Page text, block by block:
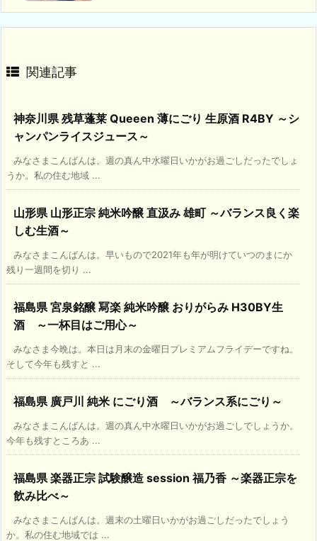
関連記事
神奈川県 残草蓬莱 Queeen 薄にごり 生原酒 R4BY ～シ
ャンパンライスジュース～
みなさまこんばんは。週の真ん中水曜日いかがお過ごしだったでしょ
うか。私の住む地域 ...
山形県 山形正宗 純米吟醸 直汲み 雄町 ～バランス良く楽
しむ生酒～
みなさまこんばんは。早いもので2021年も年が明けていつのまにか
残り一週間を切り ...
福島県 宮泉銘醸 冩楽 純米吟醸 おりがらみ H30BY生
酒 ～一杯目はご用心～
みなさま今晩は。本日は月末の金曜日プレミアムフライデーですね。
そして今年も残すと ...
福島県 廣戸川 純米 にごり酒 ～バランス系にごり～
みなさまこんばんは。週の真ん中水曜日いかがお過ごしでしょうか。
今年も残すところあ ...
福島県 楽器正宗 試験醸造 session 福乃香 ～楽器正宗を
飲み比べ～
みなさまこんばんは。週末の土曜日いかがお過ごしだったでしょう
か。私の住む地域では ...